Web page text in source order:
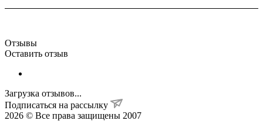
Отзывы
Оставить отзыв
Загрузка отзывов...
Подписаться на рассылку
2026 © Все права защищены 2007